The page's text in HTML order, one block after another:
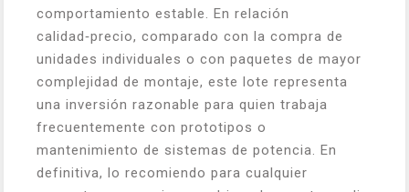
comportamiento estable. En relación
calidad‑precio, comparado con la compra de
unidades individuales o con paquetes de mayor
complejidad de montaje, este lote representa
una inversión razonable para quien trabaja
frecuentemente con prototipos o
mantenimiento de sistemas de potencia. En
definitiva, lo recomiendo para cualquier